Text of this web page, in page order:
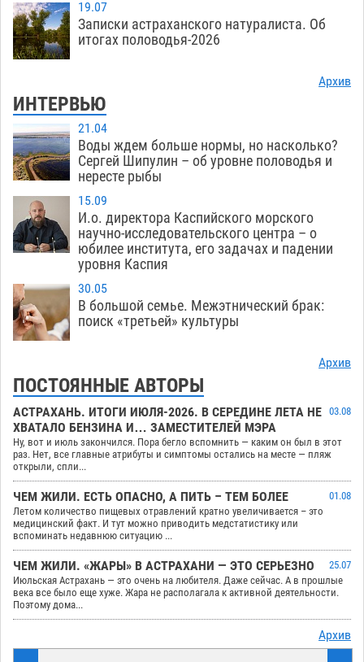
19.07
Записки астраханского натуралиста. Об
итогах половодья-2026
Архив
ИНТЕРВЬЮ
21.04
Воды ждем больше нормы, но насколько?
Сергей Шипулин – об уровне половодья и
нересте рыбы
15.09
И.о. директора Каспийского морского
научно-исследовательского центра – о
юбилее института, его задачах и падении
уровня Каспия
30.05
В большой семье. Межэтнический брак:
поиск «третьей» культуры
Архив
ПОСТОЯННЫЕ АВТОРЫ
АСТРАХАНЬ. ИТОГИ ИЮЛЯ-2026. В СЕРЕДИНЕ ЛЕТА НЕ
ХВАТАЛО БЕНЗИНА И… ЗАМЕСТИТЕЛЕЙ МЭРА
03.08
Ну, вот и июль закончился. Пора бегло вспомнить — каким он был в этот
раз. Нет, все главные атрибуты и симптомы остались на месте — пляж
открыли, спли...
ЧЕМ ЖИЛИ. ЕСТЬ ОПАСНО, А ПИТЬ – ТЕМ БОЛЕЕ
01.08
Летом количество пищевых отравлений кратно увеличивается – это
медицинский факт. И тут можно приводить медстатистику или
вспоминать недавнюю ситуацию ...
ЧЕМ ЖИЛИ. «ЖАРЫ» В АСТРАХАНИ — ЭТО СЕРЬЕЗНО
25.07
Июльская Астрахань — это очень на любителя. Даже сейчас. А в прошлые
века все было еще хуже. Жара не располагала к активной деятельности.
Поэтому дома...
Архив